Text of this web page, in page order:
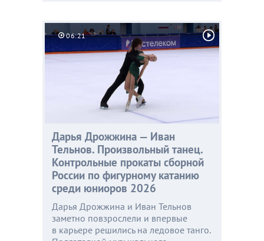
06:21
Дарья Дрожжина — Иван
Тельнов. Произвольный танец.
Контрольные прокаты сборной
России по фигурному катанию
среди юниоров 2026
Дарья Дрожжина и Иван Тельнов
заметно повзрослели и впервые
в карьере решились на ледовое танго.